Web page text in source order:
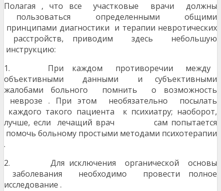
Полагая , что все участковые врачи должны
пользоваться определенными общими
принципами диагностики и терапии невротических
расстройств, приводим здесь небольшую
инструкцию:
1. При каждом противоречии между
объективными данными и субъективными
жалобами больного помнить о возможность
неврозе . При этом необязательно посылать
каждого такого пациента к психиатру; наоборот,
лучше, если лечащий врач сам попытается
помочь больному простыми методами психотерапии
.
2. Для исключения органической основы
заболевания необходимо провести полное
исследование .